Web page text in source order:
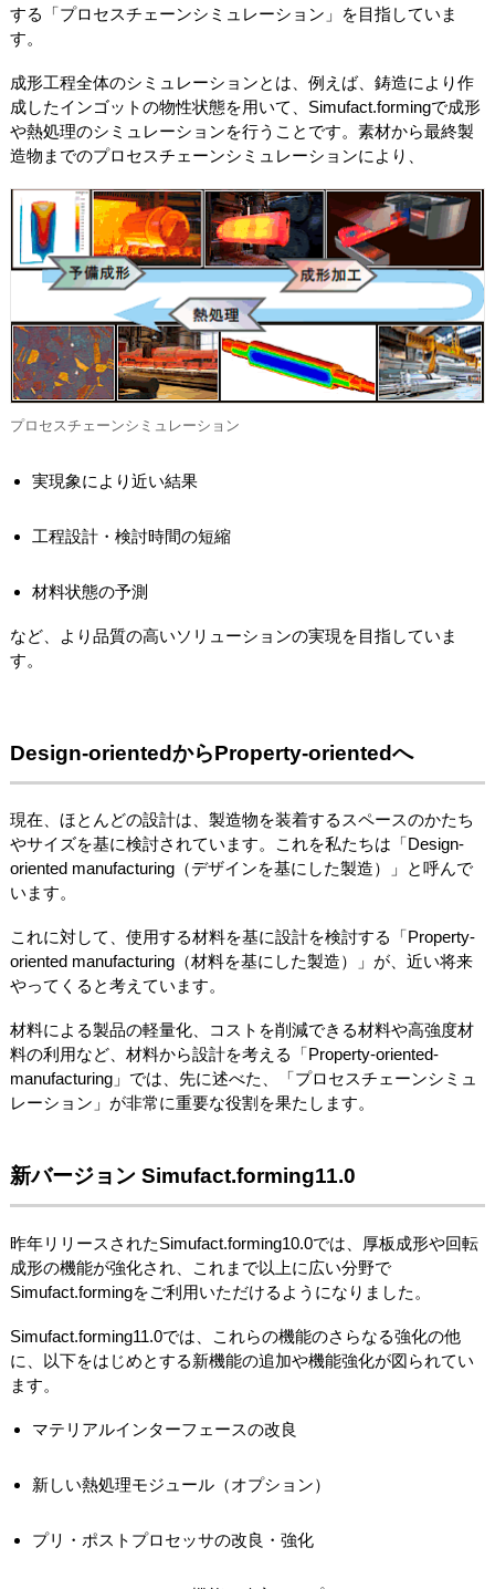
する「プロセスチェーンシミュレーション」を目指していま
す。
成形工程全体のシミュレーションとは、例えば、鋳造により作
成したインゴットの物性状態を用いて、Simufact.formingで成形
や熱処理のシミュレーションを行うことです。素材から最終製
造物までのプロセスチェーンシミュレーションにより、
プロセスチェーンシミュレーション
実現象により近い結果
工程設計・検討時間の短縮
材料状態の予測
など、より品質の高いソリューションの実現を目指していま
す。
Design-orientedからProperty-orientedへ
現在、ほとんどの設計は、製造物を装着するスペースのかたち
やサイズを基に検討されています。これを私たちは「Design-
oriented manufacturing（デザインを基にした製造）」と呼んで
います。
これに対して、使用する材料を基に設計を検討する「Property-
oriented manufacturing（材料を基にした製造）」が、近い将来
やってくると考えています。
材料による製品の軽量化、コストを削減できる材料や高強度材
料の利用など、材料から設計を考える「Property-oriented-
manufacturing」では、先に述べた、「プロセスチェーンシミュ
レーション」が非常に重要な役割を果たします。
新バージョン Simufact.forming11.0
昨年リリースされたSimufact.forming10.0では、厚板成形や回転
成形の機能が強化され、これまで以上に広い分野で
Simufact.formingをご利用いただけるようになりました。
Simufact.forming11.0では、これらの機能のさらなる強化の他
に、以下をはじめとする新機能の追加や機能強化が図られてい
ます。
マテリアルインターフェースの改良
新しい熱処理モジュール（オプション）
プリ・ポストプロセッサの改良・強化